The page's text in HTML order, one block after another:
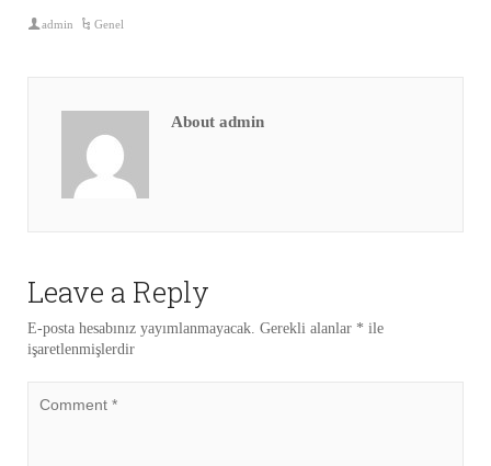
admin Genel
About admin
Leave a Reply
E-posta hesabınız yayımlanmayacak. Gerekli alanlar * ile
işaretlenmişlerdir